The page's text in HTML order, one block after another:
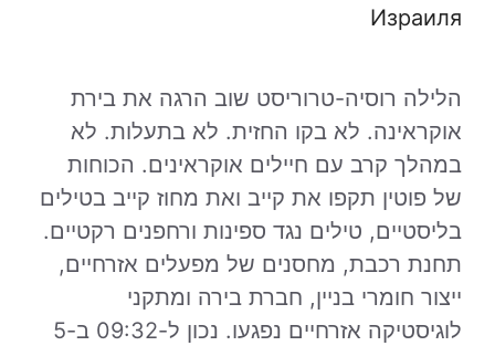
Израиля
הלילה רוסיה-טרוריסט שוב הרגה את בירת
אוקראינה. לא בקו החזית. לא בתעלות. לא
במהלך קרב עם חיילים אוקראינים. הכוחות
של פוטין תקפו את קייב ואת מחוז קייב בטילים
בליסטיים, טילים נגד ספינות ורחפנים רקטיים.
תחנת רכבת, מחסנים של מפעלים אזרחיים,
ייצור חומרי בניין, חברת בירה ומתקני
לוגיסטיקה אזרחיים נפגעו. נכון ל-09:32 ב-5